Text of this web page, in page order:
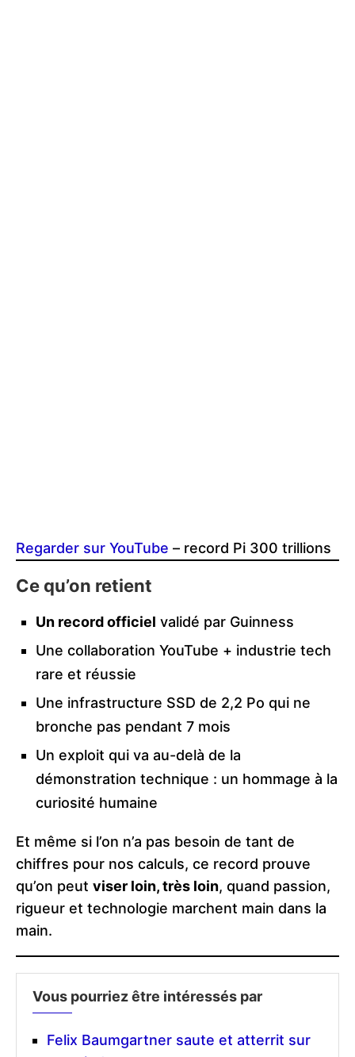
Regarder sur YouTube – record Pi 300 trillions
Ce qu’on retient
Un record officiel validé par Guinness
Une collaboration YouTube + industrie tech
rare et réussie
Une infrastructure SSD de 2,2 Po qui ne
bronche pas pendant 7 mois
Un exploit qui va au-delà de la
démonstration technique : un hommage à la
curiosité humaine
Et même si l’on n’a pas besoin de tant de
chiffres pour nos calculs, ce record prouve
qu’on peut viser loin, très loin, quand passion,
rigueur et technologie marchent main dans la
main.
Vous pourriez être intéressés par
Felix Baumgartner saute et atterrit sur